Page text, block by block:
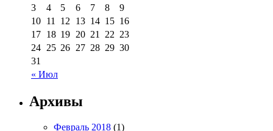
« Июл
3
4 5 6 7 8
9
10 11 12 13 14 15 16
17 18 19 20 21 22 23
24 25 26 27 28 29 30
31
Архивы
Февраль 2018 (1)